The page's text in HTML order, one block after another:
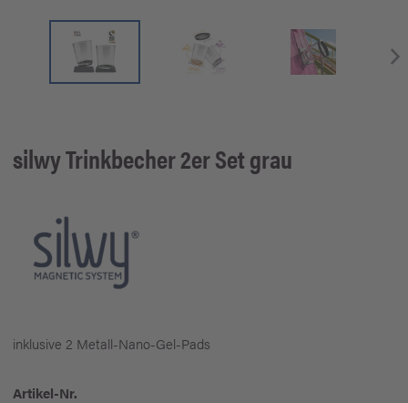
silwyTrinkbecher 2er Set grau
inklusive 2 Metall-Nano-Gel-Pads
Artikel-Nr.